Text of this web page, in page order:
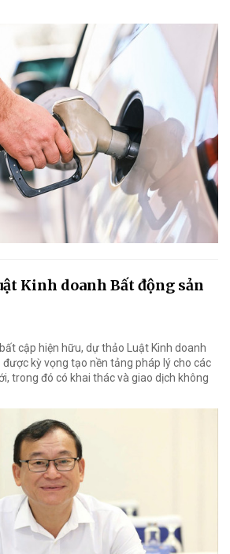
Kinh doanh Bất động sản
cập hiện hữu, dự thảo Luật Kinh doanh
kỳ vọng tạo nền tảng pháp lý cho các
trong đó có khai thác và giao dịch không